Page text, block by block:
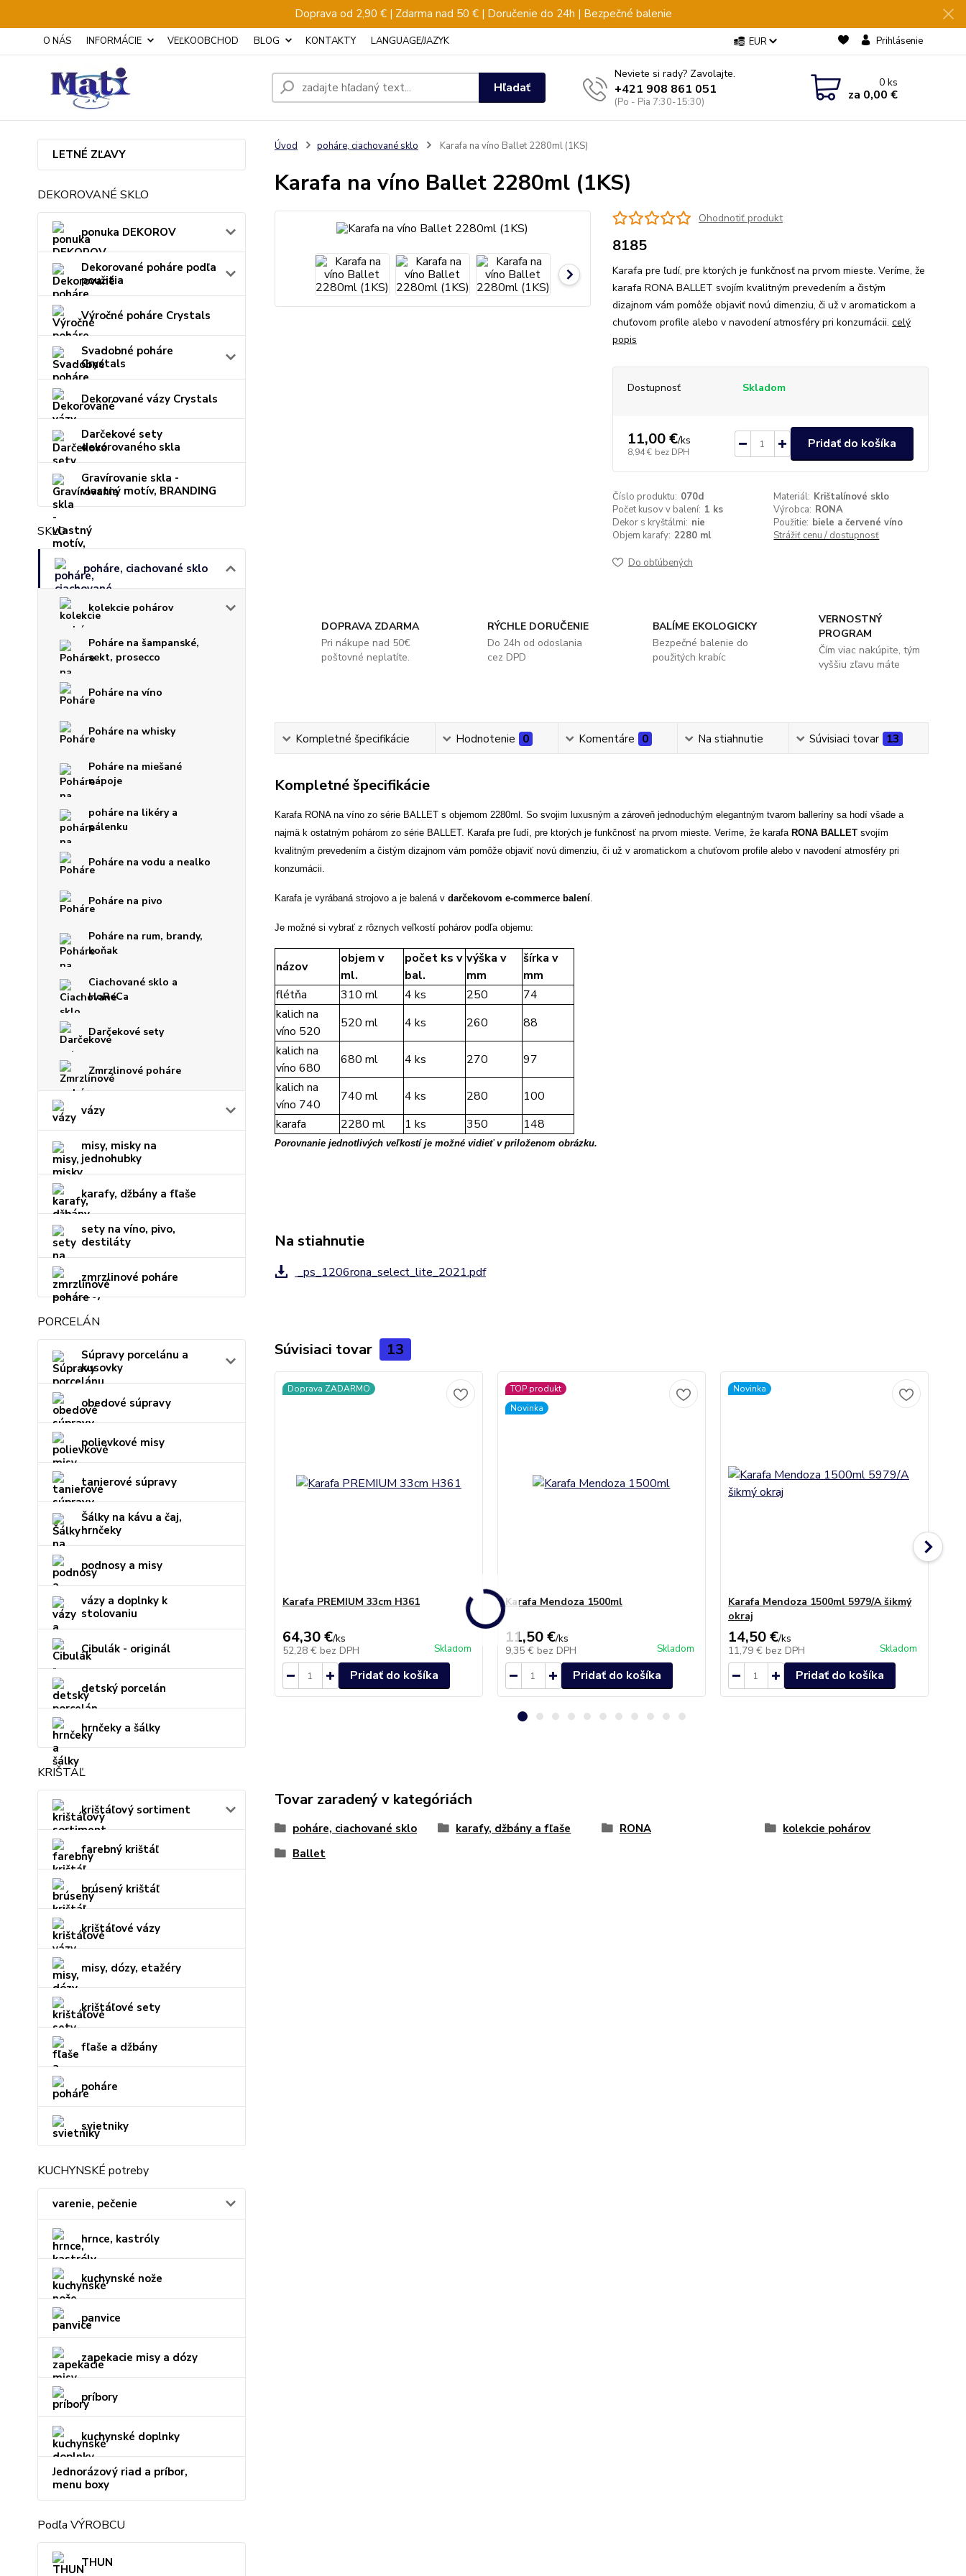
Doprava od 2,90 € | Zdarma nad 50 € | Doručenie do 24h | Bezpečné balenie
O NÁS INFORMÁCIE VEĽKOOBCHOD BLOG KONTAKTY LANGUAGE/JAZYK EUR Prihlásenie
Hľadať
Neviete si rady? Zavolajte.
+421 908 861 051
(Po - Pia 7:30-15:30)
0ks
za 0,00 €
LETNÉ ZĽAVY
DEKOROVANÉ SKLO
ponuka DEKOROV
Dekorované poháre podľa
použitia
Výročné poháre Crystals
Svadobné poháre
Crystals
Dekorované vázy Crystals
Darčekové sety
dekorovaného skla
Gravírovanie skla -
vlastný motív, BRANDING
SKLO
poháre, ciachované sklo
kolekcie pohárov
Poháre na šampanské,
sekt, prosecco
Poháre na víno
Poháre na whisky
Poháre na miešané
nápoje
poháre na likéry a
pálenku
Poháre na vodu a nealko
Poháre na pivo
Poháre na rum, brandy,
koňak
Ciachované sklo a
HoReCa
Darčekové sety
Zmrzlinové poháre
vázy
misy, misky na
jednohubky
karafy, džbány a fľaše
sety na víno, pivo,
destiláty
zmrzlinové poháre
PORCELÁN
Súpravy porcelánu a
kusovky
obedové súpravy
polievkové misy
tanierové súpravy
Šálky na kávu a čaj,
hrnčeky
podnosy a misy
vázy a doplnky k
stolovaniu
Cibulák - originál
detský porcelán
hrnčeky a šálky
KRIŠTÁĽ
krištáľový sortiment
farebný krištáľ
brúsený krištáľ
krištáľové vázy
misy, dózy, etažéry
krištáľové sety
fľaše a džbány
poháre
svietniky
KUCHYNSKÉ potreby
varenie, pečenie
hrnce, kastróly
kuchynské nože
panvice
zapekacie misy a dózy
príbory
kuchynské doplnky
Jednorázový riad a príbor,
menu boxy
Podľa VÝROBCU
THUN
Úvod poháre, ciachované sklo Karafa na víno Ballet 2280ml (1KS)
Karafa na víno Ballet 2280ml (1KS)
Ohodnotiť produkt
8185
Karafa pre ľudí, pre ktorých je funkčnosť na prvom mieste. Veríme, že
karafa RONA BALLET svojím kvalitným prevedením a čistým
dizajnom vám pomôže objaviť novú dimenziu, či už v aromatickom a
chuťovom profile alebo v navodení atmosféry pri konzumácii. celý
popis
Dostupnosť Skladom
11,00 €/ks
8,94 € bez DPH
Pridať do košíka
Číslo produktu: 070d Materiál: Krištalínové sklo
Počet kusov v balení: 1 ks Výrobca: RONA
Dekor s kryštálmi: nie Použitie: biele a červené víno
Objem karafy: 2280 ml Strážiť cenu / dostupnosť
Do obľúbených
DOPRAVA ZDARMA
Pri nákupe nad 50€
poštovné neplatíte.
RÝCHLE DORUČENIE
Do 24h od odoslania
cez DPD
BALÍME EKOLOGICKY
Bezpečné balenie do
použitých krabíc
VERNOSTNÝ
PROGRAM
Čím viac nakúpite, tým
vyššiu zľavu máte
Kompletné špecifikácie Hodnotenie 0 Komentáre 0 Na stiahnutie Súvisiaci tovar 13
Kompletné špecifikácie
Karafa RONA na víno zo série BALLET s objemom 2280ml. So svojim luxusným a zároveň jednoduchým elegantným tvarom balleríny sa hodí všade a
najmä k ostatným pohárom zo série BALLET. Karafa pre ľudí, pre ktorých je funkčnosť na prvom mieste. Veríme, že karafa RONA BALLETsvojím
kvalitným prevedením a čistým dizajnom vám pomôže objaviť novú dimenziu, či už v aromatickom a chuťovom profile alebo v navodení atmosféry pri
konzumácii.
Karafa je vyrábaná strojovo a je balená v darčekovom e-commerce balení.
Je možné si vybrať z rôznych veľkostí pohárov podľa objemu:
názov
objem v
ml.
počet ks v
bal.
výška v
mm
šírka v
mm
flétňa
310 ml 4 ks 250
74
kalich na
víno 520
520 ml 4 ks 260
88
kalich na
víno 680
680 ml 4 ks 270
97
kalich na
víno 740
740 ml 4 ks 280
100
karafa
2280 ml 1 ks 350 148
Porovnanie jednotlivých veľkostí je možné vidieť v priloženom obrázku.
Na stiahnutie
_ps_1206rona_select_lite_2021.pdf
Súvisiaci tovar 13
Doprava ZADARMO
Karafa PREMIUM 33cm H361
64,30 €/ks
52,28 € bez DPH Skladom
Pridať do košíka
TOP produkt
Novinka
Karafa Mendoza 1500ml
11,50 €/ks
9,35 € bez DPH Skladom
Pridať do košíka
Novinka
Karafa Mendoza 1500ml 5979/A šikmý
okraj
14,50 €/ks
11,79 € bez DPH Skladom
Pridať do košíka
Tovar zaradený v kategóriách
poháre, ciachované sklo karafy, džbány a fľaše RONA
kolekcie pohárov
Ballet